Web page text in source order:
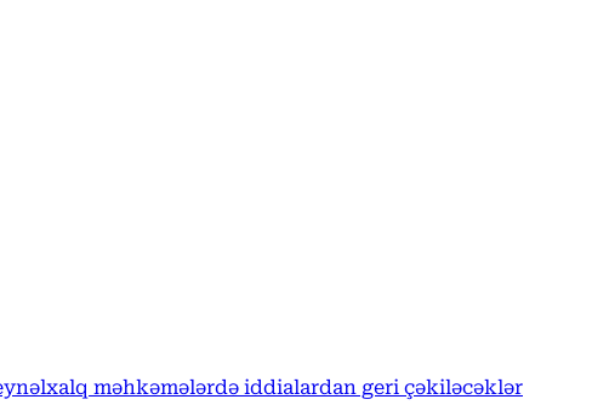
məhkəmələrdə iddialardan geri çəkiləcəklər